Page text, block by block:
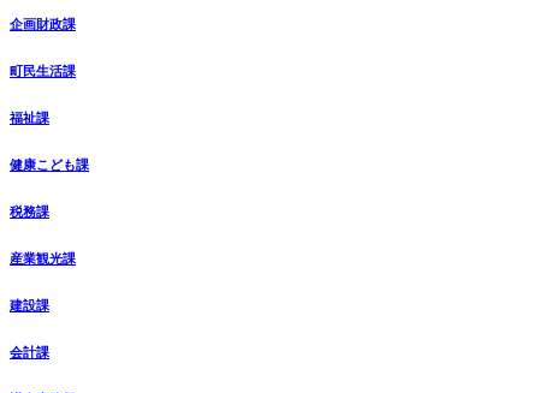
企画財政課
町民生活課
福祉課
健康こども課
税務課
産業観光課
建設課
会計課